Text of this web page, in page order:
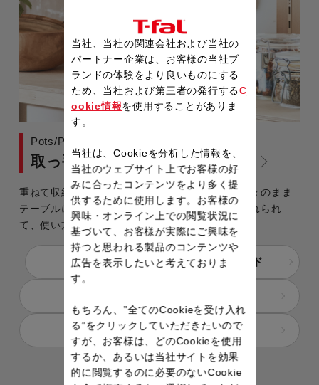
取っ手のとれるフライパン・鍋
Pots/Pans with Removable Handle
重ねて収納できるから、キッチンがすっきり！熱々のまま
テーブルにも、オーブンや冷蔵庫にもそのまま入れられ
て、使い方自由自在。
特長とは？ 選び方ガイド
ラインナップをチェック
当社、当社の関連会社および当社の
パートナー企業は、お客様の当社ブ
ランドの体験をより良いものにする
ため、当社および第三者の発行するC
ookie情報を使用することがありま
す。
当社は、Cookieを分析した情報を、
当社のウェブサイト上でお客様の好
みに合ったコンテンツをより多く提
供するために使用します。お客様の
興味・オンライン上での閲覧状況に
基づいて、お客様が実際にご興味を
持つと思われる製品のコンテンツや
広告を表示したいと考えておりま
す。
もちろん、”全てのCookieを受け入れ
る”をクリックしていただきたいので
すが、お客様は、どのCookieを使用
するか、あるいは当社サイトを効果
的に閲覧するのに必要のないCookie